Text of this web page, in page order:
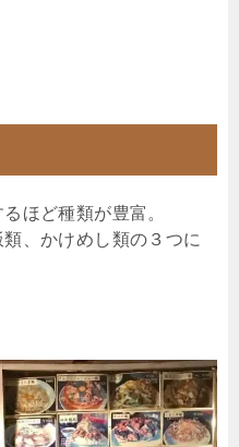
ほど種類が豊富。
、かけめし類の３つに